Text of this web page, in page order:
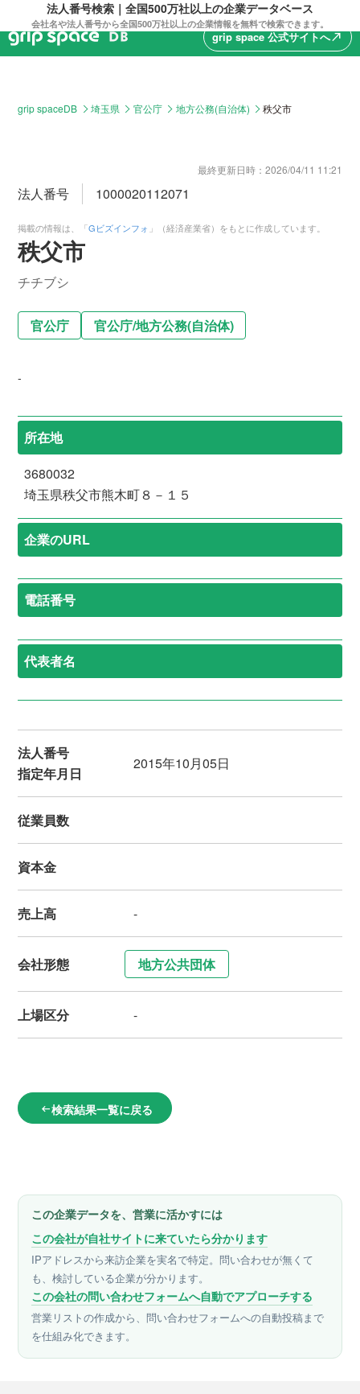
法人番号検索｜全国500万社以上の企業データベース
会社名や法人番号から全国500万社以上の企業情報を無料で検索できます。
grip space 公式サイトへnorth_east
grip spaceDB 埼玉県 官公庁 地方公務(自治体) 秩父市
最終更新日時： 2026/04/11 11:21
法人番号 1000020112071
掲載の情報は、「Gビズインフォ 」（経済産業省）をもとに作成しています。
秩父市
チチブシ
官公庁 官公庁/地方公務(自治体)
-
所在地
3680032
埼玉県秩父市熊木町８－１５
企業のURL
電話番号
代表者名
法人番号
指定年月日
2015年10月05日
従業員数
資本金
売上高 -
会社形態 地方公共団体
上場区分 -
arrow_left_alt検索結果一覧に戻る
この企業データを、営業に活かすには
この会社が自社サイトに来ていたら分かります
IPアドレスから来訪企業を実名で特定。問い合わせが無くて
も、検討している企業が分かります。
この会社の問い合わせフォームへ自動でアプローチする
営業リストの作成から、問い合わせフォームへの自動投稿まで
を仕組み化できます。